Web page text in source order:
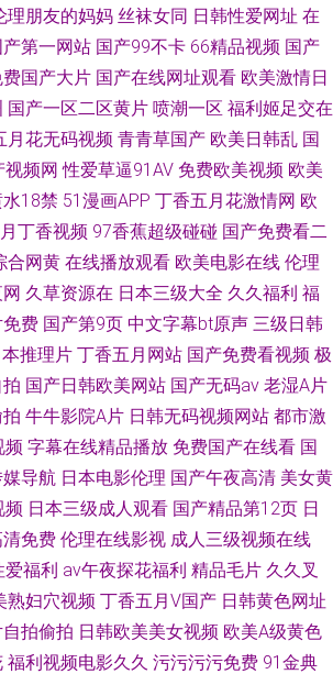
理朋友的妈妈 丝袜女同 日韩性爱网址 在
第一网站 国产99不卡 66精品视频 国产
国产大片 国产在线网址观看 欧美激情日
国产一区二区黄片 喷潮一区 福利姬足交在
月花无码视频 青青草国产 欧美日韩乱 国
视频网 性爱草逼91AV 免费欧美视频 欧美
18禁 51漫画APP 丁香五月花激情网 欧
丁香视频 97香蕉超级碰碰 国产免费看二
合网黄 在线播放观看 欧美电影在线 伦理
久草资源在 日本三级大全 久久福利 福
费 国产第9页 中文字幕bt原声 三级日韩
本推理片 丁香五月网站 国产免费看视频 极
国产日韩欧美网站 国产无码av 老湿A片
牛牛影院A片 日韩无码视频网站 都市激
频 字幕在线精品播放 免费国产在线看 国
导航 日本电影伦理 国产午夜高清 美女黄
频 日本三级成人观看 国产精品第12页 日
免费 伦理在线影视 成人三级视频在线
爱福利 av午夜探花福利 精品毛片 久久叉
熟妇穴视频 丁香五月V国产 日韩黄色网址
拍偷拍 日韩欧美美女视频 欧美A级黄色
福利视频电影久久 污污污污免费 91金典